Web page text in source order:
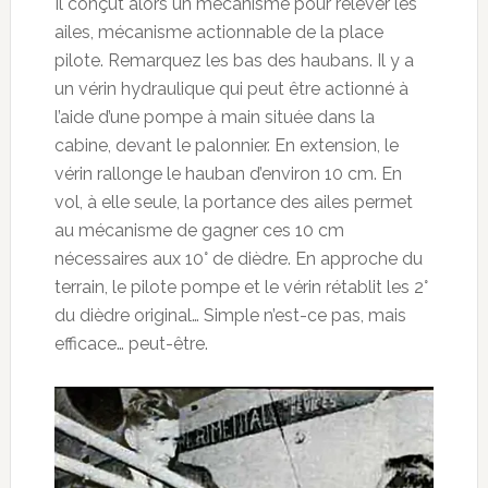
ailes, mécanisme actionnable de la place
pilote. Remarquez les bas des haubans. Il y a
un vérin hydraulique qui peut être actionné à
l’aide d’une pompe à main située dans la
cabine, devant le palonnier. En extension, le
vérin rallonge le hauban d’environ 10 cm. En
vol, à elle seule, la portance des ailes permet
au mécanisme de gagner ces 10 cm
nécessaires aux 10° de dièdre. En approche du
terrain, le pilote pompe et le vérin rétablit les 2°
du dièdre original… Simple n’est-ce pas, mais
efficace… peut-être.